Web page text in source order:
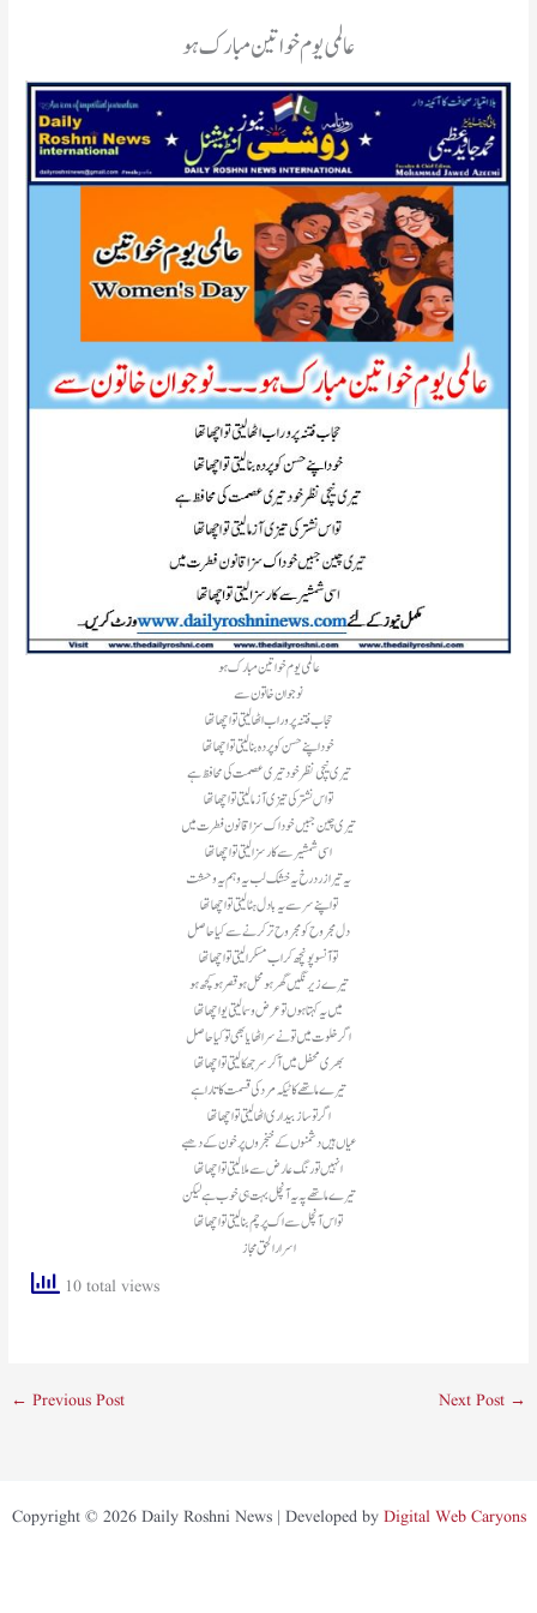
عالمی یوم خواتین مبارک ہو
عالمی یوم خواتین مبارک ہو
نوجوان خاتون سے
حجاب فتنہ پرور اب اٹھا لیتی تو اچھا تھا
خود اپنے حسن کو پردہ بنا لیتی تو اچھا تھا
تیری نیچی نظر خود تیری عصمت کی محافظ ہے
تو اس نشتر کی تیزی آزما لیتی تو اچھا تھا
تیری چین جبیں خود اک سزا قانون فطرت میں
اسی شمشیر سے کار سزا لیتی تو اچھا تھا
یہ تیرا زرد رخ یہ خشک لب یہ وہم یہ وحشت
تو اپنے سر سے یہ بادل ہٹا لیتی تو اچھا تھا
دل مجروح کو مجروح تر کرنے سے کیا حاصل
تو آنسو پونچھ کر اب مسکرا لیتی تو اچھا تھا
تیرے زیر نگیں گھر ہو محل ہو قصر ہو کچھ ہو
میں یہ کہتا ہوں تو عرض و سما لیتی یو اچھا تھا
اگر خلوت میں تو نے سر اٹھایا بھی تو کیا حاصل
بھری محفل میں آ کر سر جھکا لیتی تو اچھا تھا
تیرے ماتھے کا ٹیکہ مرد کی قسمت کا تارا ہے
اگر تو ساز بیداری اٹھا لیتی تو اچھا تھا
عیاں ہیں دشمنوں کے خنجروں پر خون کے دھبے
انہیں تو رنگ عارض سے ملا لیتی تو اچھا تھا
تیرے ماتھے پہ یہ آنچل بہت ہی خوب ہے لیکن
تو اس آنچل سے اک پرچم بنا لیتی تو اچھا تھا
اسرار الحق مجاز
10 total views
← Previous Post Next Post →
Copyright © 2026 Daily Roshni News | Developed by Digital Web Caryons